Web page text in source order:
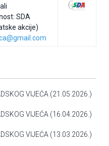
SDA
akcije)
VIJEĆA (21.05.2026.)
VIJEĆA (16.04.2026.)
VIJEĆA (13.03.2026.)